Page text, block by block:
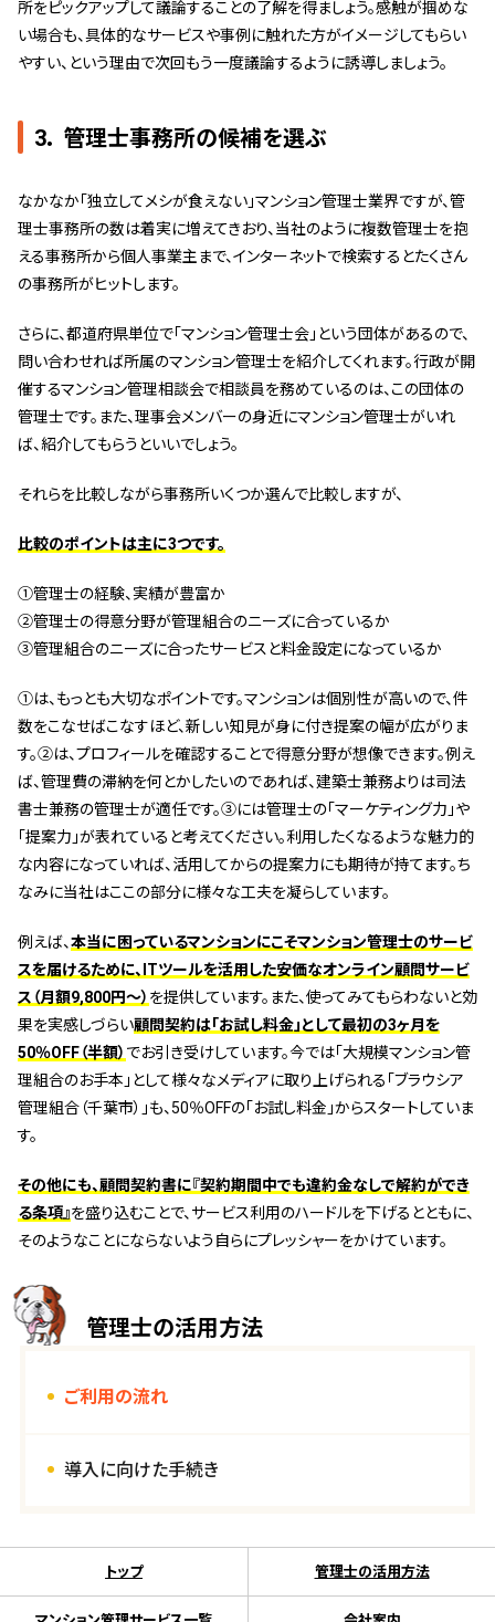
所をピックアップして議論することの了解を得ましょう。感触が掴めな
い場合も、具体的なサービスや事例に触れた方がイメージしてもらい
やすい、という理由で次回もう一度議論するように誘導しましょう。
3． 管理士事務所の候補を選ぶ
なかなか「独立してメシが食えない」マンション管理士業界ですが、管
理士事務所の数は着実に増えてきおり、当社のように複数管理士を抱
える事務所から個人事業主まで、インターネットで検索するとたくさん
の事務所がヒットします。
さらに、都道府県単位で「マンション管理士会」という団体があるので、
問い合わせれば所属のマンション管理士を紹介してくれます。行政が開
催するマンション管理相談会で相談員を務めているのは、この団体の
管理士です。また、理事会メンバーの身近にマンション管理士がいれ
ば、紹介してもらうといいでしょう。
それらを比較しながら事務所いくつか選んで比較しますが、
比較のポイントは主に3つです。
①管理士の経験、実績が豊富か
②管理士の得意分野が管理組合のニーズに合っているか
③管理組合のニーズに合ったサービスと料金設定になっているか
①は、もっとも大切なポイントです。マンションは個別性が高いので、件
数をこなせばこなすほど、新しい知見が身に付き提案の幅が広がりま
す。②は、プロフィールを確認することで得意分野が想像できます。例え
ば、管理費の滞納を何とかしたいのであれば、建築士兼務よりは司法
書士兼務の管理士が適任です。③には管理士の「マーケティング力」や
「提案力」が表れていると考えてください。利用したくなるような魅力的
な内容になっていれば、活用してからの提案力にも期待が持てます。ち
なみに当社はここの部分に様々な工夫を凝らしています。
例えば、本当に困っているマンションにこそマンション管理士のサービ
スを届けるために、ITツールを活用した安価なオンライン顧問サービ
ス（月額9,800円～） を提供しています。また、使ってみてもらわないと効
果を実感しづらい顧問契約は「お試し料金」として最初の3ヶ月を
50％OFF（半額） でお引き受けしています。今では「大規模マンション管
理組合のお手本」として様々なメディアに取り上げられる「ブラウシア
管理組合（千葉市）」も、50％OFFの「お試し料金」からスタートしていま
す。
その他にも、顧問契約書に『契約期間中でも違約金なしで解約ができ
る条項』を盛り込むことで、サービス利用のハードルを下げるとともに、
そのようなことにならないよう自らにプレッシャーをかけています。
管理士の活用方法
ご利用の流れ
導入に向けた手続き
トップ 管理士の活用方法